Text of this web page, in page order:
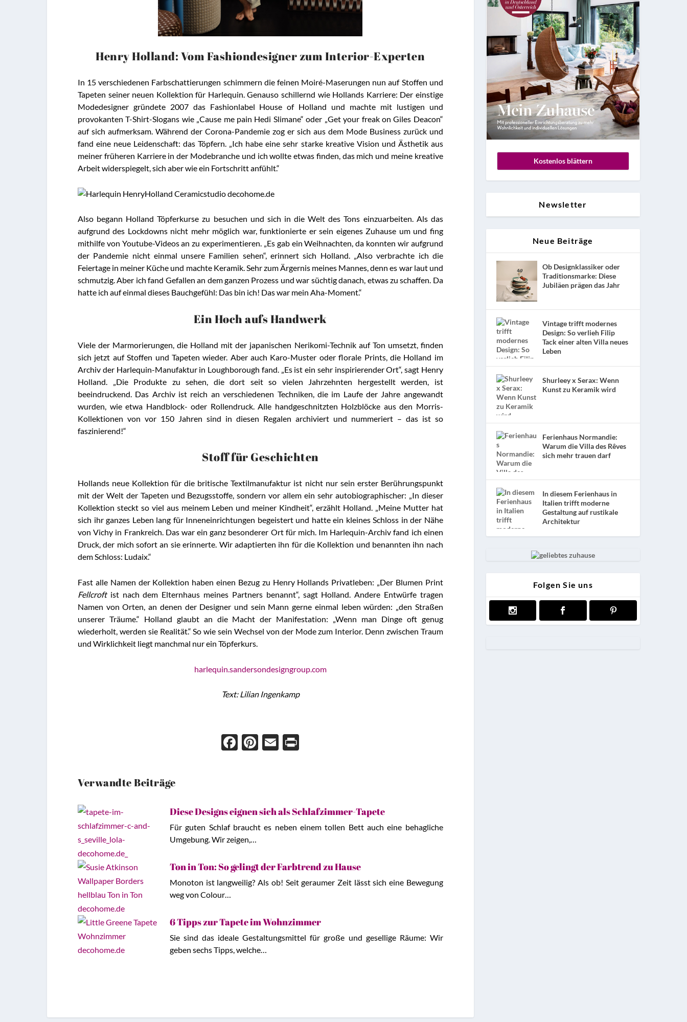
Henry Holland: Vom Fashiondesigner zum Interior-Experten
In 15 verschiedenen Farbschattierungen schimmern die feinen Moiré-Maserungen nun auf Stoffen und
Tapeten seiner neuen Kollektion für Harlequin. Genauso schillernd wie Hollands Karriere: Der einstige
Modedesigner gründete 2007 das Fashionlabel House of Holland und machte mit lustigen und
provokanten T-Shirt-Slogans wie „Cause me pain Hedi Slimane“ oder „Get your freak on Giles Deacon“
auf sich aufmerksam. Während der Corona-Pandemie zog er sich aus dem Mode Business zurück und
fand eine neue Leidenschaft: das Töpfern. „Ich habe eine sehr starke kreative Vision und Ästhetik aus
meiner früheren Karriere in der Modebranche und ich wollte etwas finden, das mich und meine kreative
Arbeit widerspiegelt, sich aber wie ein Fortschritt anfühlt.“
Also begann Holland Töpferkurse zu besuchen und sich in die Welt des Tons einzuarbeiten. Als das
aufgrund des Lockdowns nicht mehr möglich war, funktionierte er sein eigenes Zuhause um und fing
mithilfe von Youtube-Videos an zu experimentieren. „Es gab ein Weihnachten, da konnten wir aufgrund
der Pandemie nicht einmal unsere Familien sehen“, erinnert sich Holland. „Also verbrachte ich die
Feiertage in meiner Küche und machte Keramik. Sehr zum Ärgernis meines Mannes, denn es war laut und
schmutzig. Aber ich fand Gefallen an dem ganzen Prozess und war süchtig danach, etwas zu schaffen. Da
hatte ich auf einmal dieses Bauchgefühl: Das bin ich! Das war mein Aha-Moment.“
Ein Hoch aufs Handwerk
Viele der Marmorierungen, die Holland mit der japanischen Nerikomi-Technik auf Ton umsetzt, finden
sich jetzt auf Stoffen und Tapeten wieder. Aber auch Karo-Muster oder florale Prints, die Holland im
Archiv der Harlequin-Manufaktur in Loughborough fand. „Es ist ein sehr inspirierender Ort“, sagt Henry
Holland. „Die Produkte zu sehen, die dort seit so vielen Jahrzehnten hergestellt werden, ist
beeindruckend. Das Archiv ist reich an verschiedenen Techniken, die im Laufe der Jahre angewandt
wurden, wie etwa Handblock- oder Rollendruck. Alle handgeschnitzten Holzblöcke aus den Morris-
Kollektionen von vor 150 Jahren sind in diesen Regalen archiviert und nummeriert – das ist so
faszinierend!“
Stoff für Geschichten
Hollands neue Kollektion für die britische Textilmanufaktur ist nicht nur sein erster Berührungspunkt
mit der Welt der Tapeten und Bezugsstoffe, sondern vor allem ein sehr autobiographischer: „In dieser
Kollektion steckt so viel aus meinem Leben und meiner Kindheit“, erzählt Holland. „Meine Mutter hat
sich ihr ganzes Leben lang für Inneneinrichtungen begeistert und hatte ein kleines Schloss in der Nähe
von Vichy in Frankreich. Das war ein ganz besonderer Ort für mich. Im Harlequin-Archiv fand ich einen
Druck, der mich sofort an sie erinnerte. Wir adaptierten ihn für die Kollektion und benannten ihn nach
dem Schloss: Ludaix.“
Fast alle Namen der Kollektion haben einen Bezug zu Henry Hollands Privatleben: „Der Blumen Print
Fellcroftist nach dem Elternhaus meines Partners benannt“, sagt Holland. Andere Entwürfe tragen
Namen von Orten, an denen der Designer und sein Mann gerne einmal leben würden: „den Straßen
unserer Träume.“ Holland glaubt an die Macht der Manifestation: „Wenn man Dinge oft genug
wiederholt, werden sie Realität.“ So wie sein Wechsel von der Mode zum Interior. Denn zwischen Traum
und Wirklichkeit liegt manchmal nur ein Töpferkurs.
harlequin.sandersondesigngroup.com
Text: Lilian Ingenkamp
Face
Pint
Ema
Verwandte Beiträge
Diese Designs eignen sich als Schlafzimmer-Tapete
Für guten Schlaf braucht es neben einem tollen Bett auch eine behagliche
Umgebung. Wir zeigen,…
Ton in Ton: So gelingt der Farbtrend zu Hause
Monoton ist langweilig? Als ob! Seit geraumer Zeit lässt sich eine Bewegung
weg von Colour…
6 Tipps zur Tapete im Wohnzimmer
Sie sind das ideale Gestaltungsmittel für große und gesellige Räume: Wir
geben sechs Tipps, welche…
Kostenlos blättern
Newsletter
Neue Beiträge
Ob Designklassiker oder
Traditionsmarke: Diese
Jubiläen prägen das Jahr
Vintage trifft modernes
Design: So verlieh Filip
Tack einer alten Villa neues
Leben
Shurleey x Serax: Wenn
Kunst zu Keramik wird
Ferienhaus Normandie:
Warum die Villa des Rêves
sich mehr trauen darf
In diesem Ferienhaus in
Italien trifft moderne
Gestaltung auf rustikale
Architektur
Folgen Sie uns